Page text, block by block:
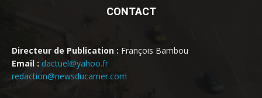
CONTACT
Directeur de Publication : François Bambou
Email : dactuel@yahoo.fr
redaction@newsducamer.com